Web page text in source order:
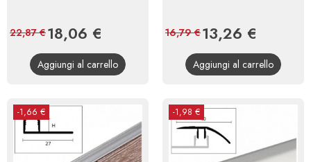
Prezzo
18,06 €
base
22,87 €
Aggiungi al carrello
Prezzo
13,26 €
base
16,79 €
Aggiungi al carrello
-1,66 € -1,98 €